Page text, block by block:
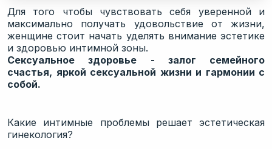
Отделение Хирургии и травматологии
Отделение дерматовенерологии
Отделение колопроктологии
Терапевтическое отделение
IV-Терапия
Для того чтобы чувствовать себя уверенной и
максимально получать удовольствие от жизни,
женщине стоит начать уделять внимание эстетике
и здоровью интимной зоны.
Сексуальное здоровье - залог семейного
счастья, яркой сексуальной жизни и гармонии с
собой.
Какие интимные проблемы решает эстетическая
гинекология?